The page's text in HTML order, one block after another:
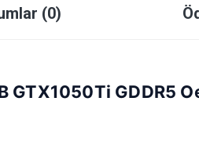
(0)
GTX1050Ti GDDR5